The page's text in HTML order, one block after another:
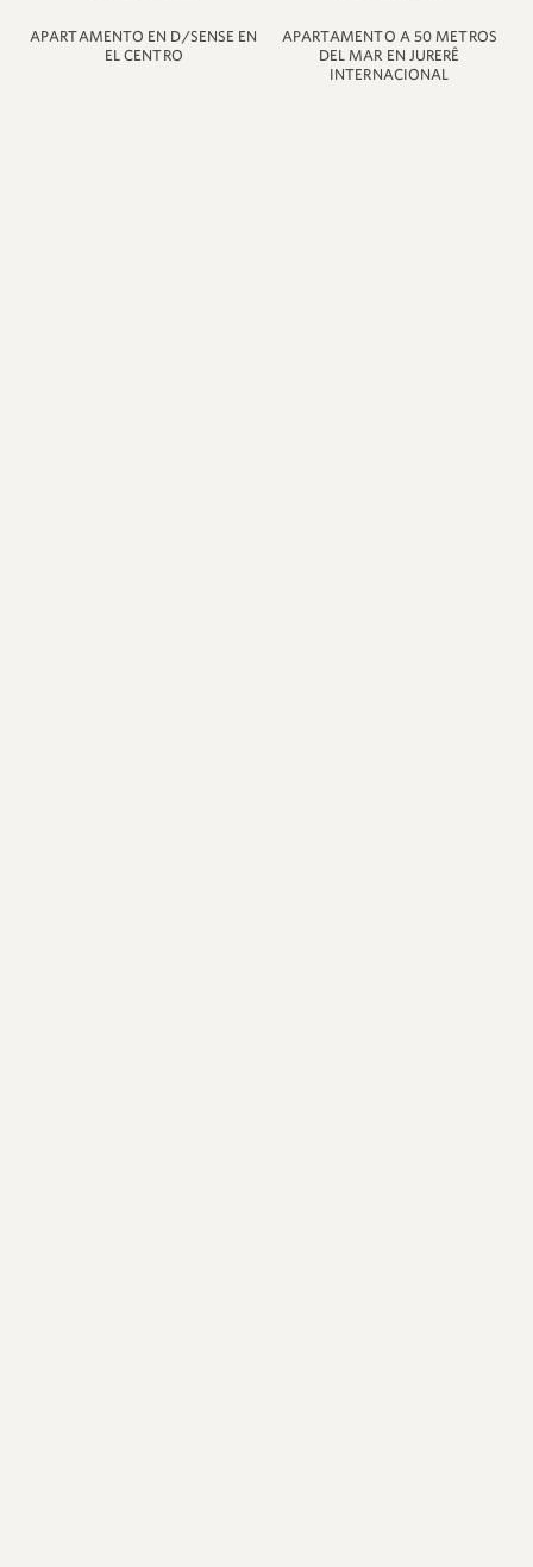
APARTAMENTO EN D/SENSE EN
EL CENTRO
APARTAMENTO A 50 METROS
DEL MAR EN JURERÊ
INTERNACIONAL